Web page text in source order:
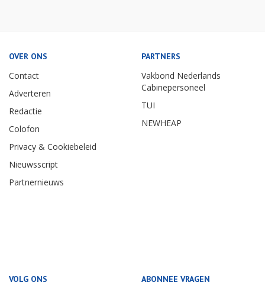
OVER ONS
Contact
Adverteren
Redactie
Colofon
Privacy & Cookiebeleid
Nieuwsscript
Partnernieuws
PARTNERS
Vakbond Nederlands
Cabinepersoneel
TUI
NEWHEAP
VOLG ONS ABONNEE VRAGEN